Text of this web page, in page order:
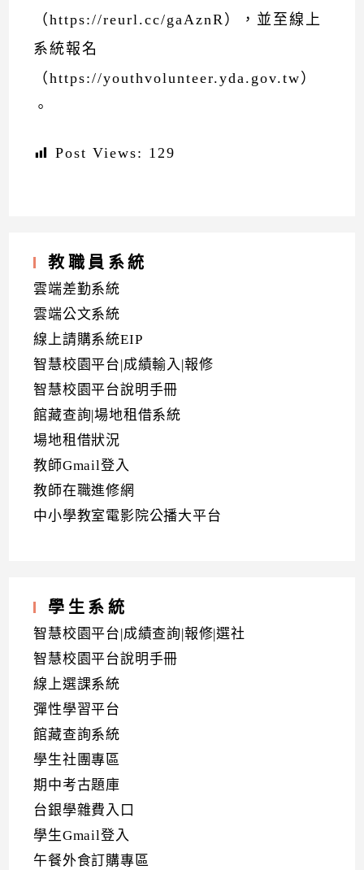
（https://reurl.cc/gaAznR），並至線上
系統報名
（https://youthvolunteer.yda.gov.tw）
。
Post Views: 129
教職員系統
雲端差勤系統
雲端公文系統
線上請購系統EIP
智慧校園平台|成績輸入|報修
智慧校園平台說明手冊
館藏查詢|場地租借系統
場地租借狀況
教師Gmail登入
教師在職進修網
中小學教室電影院公播大平台
學生系統
智慧校園平台|成績查詢|報修|選社
智慧校園平台說明手冊
線上選課系統
彈性學習平台
館藏查詢系統
學生社團專區
期中考古題庫
台銀學雜費入口
學生Gmail登入
午餐外食訂購專區